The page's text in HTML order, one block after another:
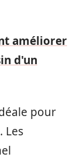
améliorer
d'un
pour
Les